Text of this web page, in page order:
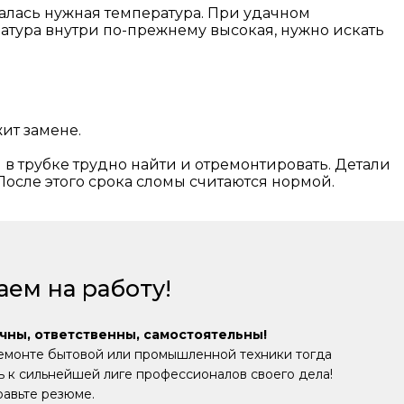
нужная температура. При удачном
внутри по-прежнему высокая, нужно искать
замене.
трудно найти и отремонтировать. Детали
этого срока сломы считаются нормой.
на работу!
ответственны, самостоятельны!
бытовой или промышленной техники тогда
к сильнейшей лиге профессионалов своего дела!
резюме.